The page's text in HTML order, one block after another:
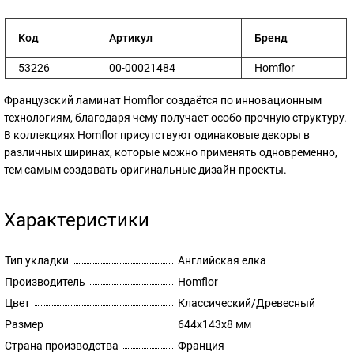
Код Артикул Бренд
53226 00-00021484 Homflor
Французский ламинат Homflor создаётся по инновационным
технологиям, благодаря чему получает особо прочную структуру.
В коллекциях Homflor присутствуют одинаковые декоры в
различных ширинах, которые можно применять одновременно,
тем самым создавать оригинальные дизайн-проекты.
Характеристики
Тип укладки
Английская елка
Производитель
Homflor
Цвет
Классический/Древесный
Размер
644x143х8 мм
Страна производства
Франция